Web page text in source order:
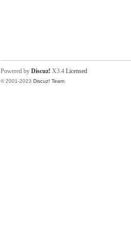
Powered by Discuz! X3.4 Licensed
© 2001-2023 Discuz! Team